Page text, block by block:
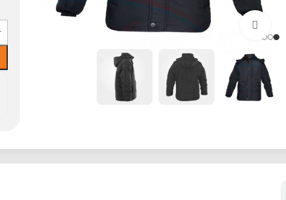
بزرگنمایی تصویر